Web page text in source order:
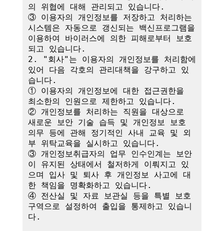
의 위협에 대해 관리되고 있습니다.
③ 이용자의 개인정보를 저장하고 처리하는
시스템은 자동으로 갱신되는 백신프로그램을
이용하여 바이러스에 의한 피해로부터 보호
되고 있습니다.
2. "회사"는 이용자의 개인정보를 처리함에
있어 다음 각호의 관리대책을 강구하고 있
습니다.
① 이용자의 개인정보에 대한 접근권한을
최소한의 인원으로 제한하고 있습니다.
② 개인정보를 처리하는 직원을 대상으로
새로운 보안 기술 습득 및 개인정보 보호
의무 등에 관해 정기적인 사내 교육 및 외
부 위탁교육을 실시하고 있습니다.
③ 개인정보취급자의 업무 인수인계는 보안
이 유지된 상태에서 철저하게 이뤄지고 있
으며 입사 및 퇴사 후 개인정보 사고에 대
한 책임을 명확화하고 있습니다.
④ 전산실 및 자료 보관실 등을 특별 보호
구역으로 설정하여 출입을 통제하고 있습니
다.